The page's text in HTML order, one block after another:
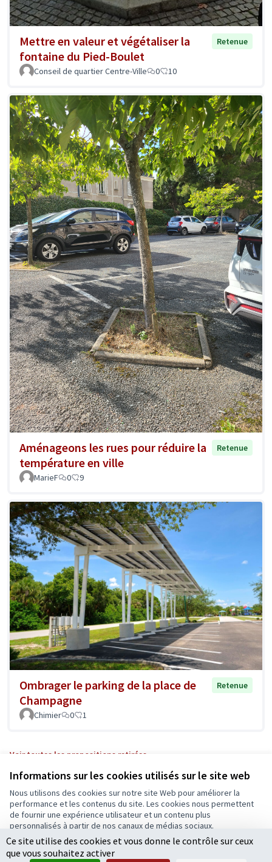
Informations sur les cookies utilisés sur le site web
Nous utilisons des cookies sur notre site Web pour améliorer la
performance et les contenus du site. Les cookies nous permettent
de fournir une expérience utilisateur et un contenu plus
personnalisés à partir de nos canaux de médias sociaux.
Tout accepter
Mettre en valeur et végétaliser la
fontaine du Pied-Boulet
Retenue
Conseil de quartier Centre-Ville 0 10
Aménageons les rues pour réduire la
température en ville
Retenue
MarieF 0 9
Ombrager le parking de la place de
Champagne
Retenue
Chimier 0 1
Voir toutes les propositions retirées
Conditions d'utilisation
Paramètres des cookies
Ecrivons Angers sur X
(Lien externe)
Ecrivons Angers sur Facebook
(Lien externe)
Ce site utilise des cookies et vous donne le contrôle sur ceux
que vous souhaitez activer